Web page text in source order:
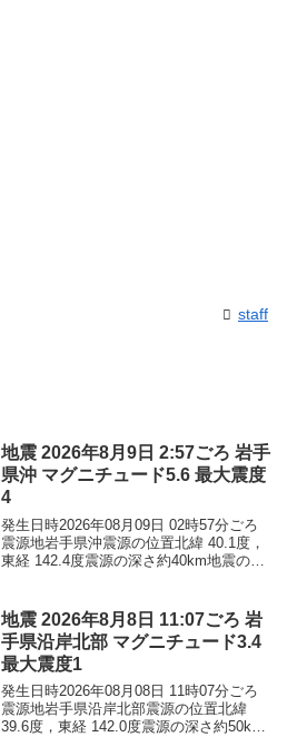
staff
地震 2026年8月9日 2:57ごろ 岩手
県沖 マグニチュード5.6 最大震度
4
発生日時2026年08月09日 02時57分ごろ
震源地岩手県沖震源の位置北緯 40.1度，
東経 142.4度震源の深さ約40km地震の規
ん。震度4岩手県普代村震度3...
地震 2026年8月8日 11:07ごろ 岩
手県沿岸北部 マグニチュード3.4
最大震度1
発生日時2026年08月08日 11時07分ごろ
震源地岩手県沿岸北部震源の位置北緯
39.6度，東経 142.0度震源の深さ約50km